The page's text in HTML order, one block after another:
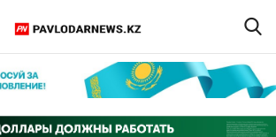
Регистрация